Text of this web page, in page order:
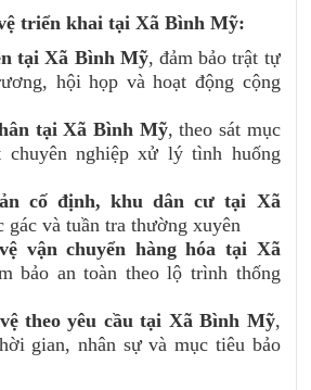
triển khai tại Xã Bình Mỹ:
tại Xã Bình Mỹ, đảm bảo trật tự
hội họp và hoạt động cộng
tại Xã Bình Mỹ, theo sát mục
chuyên nghiệp xử lý tình huống
cố định, khu dân cư tại Xã
gác và tuần tra thường xuyên
vận chuyển hàng hóa tại Xã
bảo an toàn theo lộ trình thống
theo yêu cầu tại Xã Bình Mỹ,
gian, nhân sự và mục tiêu bảo